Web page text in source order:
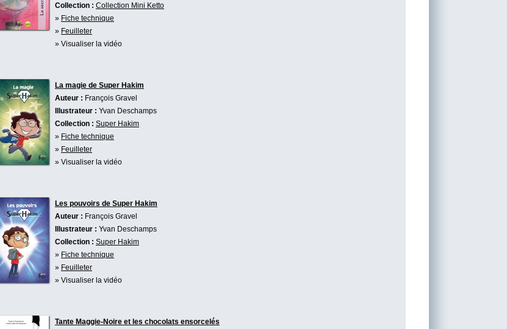
Collection : Collection Mini Ketto
» Fiche technique
» Feuilleter
» Visualiser la vidéo
La magie de Super Hakim
Auteur : François Gravel
Illustrateur : Yvan Deschamps
Collection : Super Hakim
» Fiche technique
» Feuilleter
» Visualiser la vidéo
Les pouvoirs de Super Hakim
Auteur : François Gravel
Illustrateur : Yvan Deschamps
Collection : Super Hakim
» Fiche technique
» Feuilleter
» Visualiser la vidéo
Tante Maggie-Noire et les chocolats ensorcelés